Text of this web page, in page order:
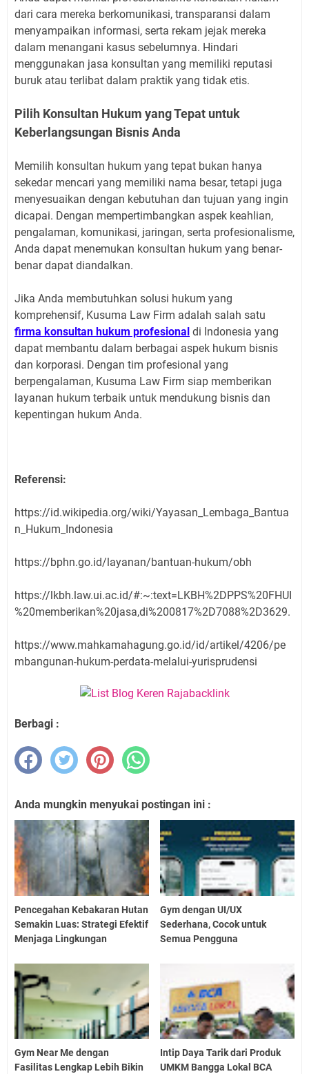
dari cara mereka berkomunikasi, transparansi dalam
menyampaikan informasi, serta rekam jejak mereka
dalam menangani kasus sebelumnya. Hindari
menggunakan jasa konsultan yang memiliki reputasi
buruk atau terlibat dalam praktik yang tidak etis.
Pilih Konsultan Hukum yang Tepat untuk
Keberlangsungan Bisnis Anda
Memilih konsultan hukum yang tepat bukan hanya
sekedar mencari yang memiliki nama besar, tetapi juga
menyesuaikan dengan kebutuhan dan tujuan yang ingin
dicapai. Dengan mempertimbangkan aspek keahlian,
pengalaman, komunikasi, jaringan, serta profesionalisme,
Anda dapat menemukan konsultan hukum yang benar-
benar dapat diandalkan.
Jika Anda membutuhkan solusi hukum yang
komprehensif, Kusuma Law Firm adalah salah satu
firma konsultan hukum profesional di Indonesia yang
dapat membantu dalam berbagai aspek hukum bisnis
dan korporasi. Dengan tim profesional yang
berpengalaman, Kusuma Law Firm siap memberikan
layanan hukum terbaik untuk mendukung bisnis dan
kepentingan hukum Anda.
Referensi:
https://id.wikipedia.org/wiki/Yayasan_Lembaga_Bantua
n_Hukum_Indonesia
https://bphn.go.id/layanan/bantuan-hukum/obh
https://lkbh.law.ui.ac.id/#:~:text=LKBH%2DPPS%20FHUI
%20memberikan%20jasa,di%200817%2D7088%2D3629.
https://www.mahkamahagung.go.id/id/artikel/4206/pe
mbangunan-hukum-perdata-melalui-yurisprudensi
Berbagi :
Anda mungkin menyukai postingan ini :
Pencegahan Kebakaran Hutan
Semakin Luas: Strategi Efektif
Menjaga Lingkungan
Gym dengan UI/UX
Sederhana, Cocok untuk
Semua Pengguna
Gym Near Me dengan
Fasilitas Lengkap Lebih Bikin
Intip Daya Tarik dari Produk
UMKM Bangga Lokal BCA